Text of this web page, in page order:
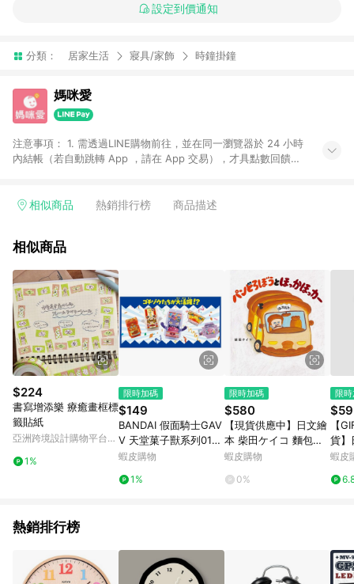
設定到價通知
分類： 居家生活 寢具/家飾 時鐘掛鐘
媽咪愛
注意事項： 1. 需透過LINE購物前往，並在同一瀏覽器於 24 小時
內結帳（若自動跳轉 App ，請在 App 交易），才具點數回饋資
請更新至 3.9 才具贈點資格。 5. 點數將於廠商出貨後 30 天後發
車標示為準。 7. LINE購物導購回饋無法與媽咪愛站上折價券並
商品類別不回饋，請參考以下列表：童書館出清 / Switch 遊戲片
/ 瑪利歐玩具 / LEGO樂高 / 尿布 / 橋樑書 / 中高年級推薦書單 /
行李箱 / 寶寶攝影機 / 雞精&鱸魚精 / 美妝保養 / 居家防護 / 暢銷
作者&經典角色 / 人氣卡通大集合 / 地墊&圍欄 / 外文&英文童書 /
套書專區 / 各式零嘴&堅果&珍珠&果乾&糖果 / 兒童耳機&耳麥 /
水果專區 / 親子理財書單 / 6~8歲推薦書單 / 箱購專區 / 寶可夢
pokemon玩具 / 世界名著 / 廚房家電 / 蔬果汁&奶粉 / 體能玩具 /
涼墊 / 同儕相處書單 / 旅遊商品 / 公益商品
相似商品 熱銷排行榜 商品描述
相似商品
$224
書寫增添樂 療癒畫框標
籤貼紙
亞洲跨境設計購物平台
1%
限時加碼
$149
BANDAI 假面騎士GAV
V 天堂菓子獸系列01
隨機出貨
蝦皮購物
1%
限時加碼
$580
【現貨供應中】日文繪
本 柴田ケイコ 麵包小
偷 繪本《パンどろぼう
【東京卡通漫畫專賣
蝦皮購物
0%
限
$59
【
貨】
便利
重點
蝦皮
熱銷排行榜